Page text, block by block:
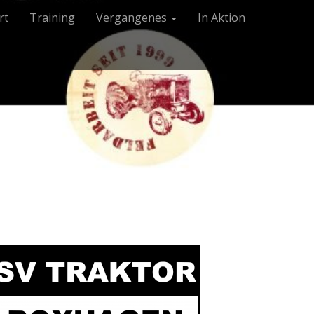
Training Vergangenes In Aktion